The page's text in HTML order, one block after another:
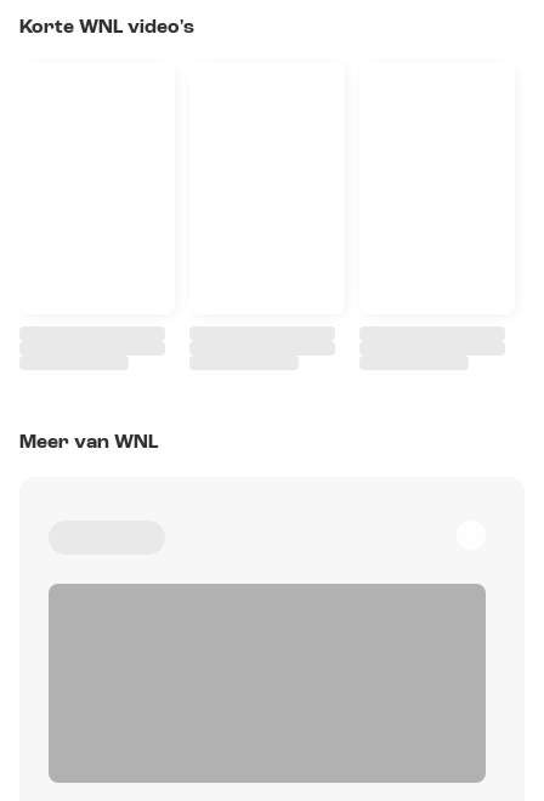
Korte WNL video's
Meer van WNL